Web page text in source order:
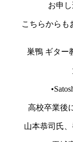
お申
こちらからも
巣鴨 ギター
高校卒業後
山本恭司氏